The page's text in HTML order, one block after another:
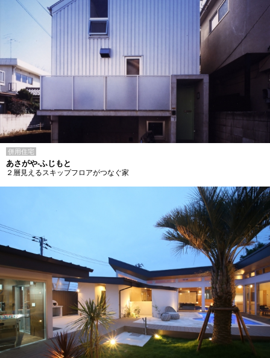
併用住宅
あさがや-ふじもと
２層見えるスキップフロアがつなぐ家